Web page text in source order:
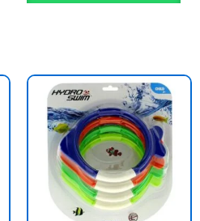
Este
producto
variantes.
opciones